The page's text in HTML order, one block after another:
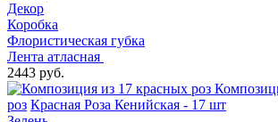
Декор
Коробка
Флористическая губка
Лента атласная
2443 руб.
роз Красная Роза Кенийская - 17 шт